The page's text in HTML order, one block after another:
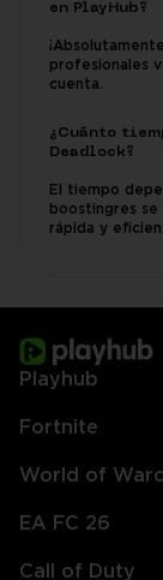
en PlayHub?
profesionales
cuenta.
¿Cuánto
Deadlock?
El tiempo
boostingres
rápida y
Playhub
Fortnite
World of
EA FC 26
Call of Duty